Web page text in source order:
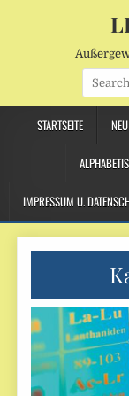
Search
for:
STARTSEITE NEU
IMPRESSUM U.